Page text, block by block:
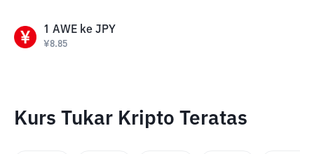
1 AWE ke JPY
¥8.85
Kurs Tukar Kripto Teratas